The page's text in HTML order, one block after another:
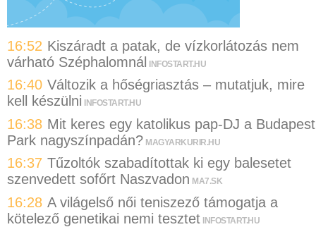
16:52 Kiszáradt a patak, de vízkorlátozás nem
várható Széphalomnál INFOSTART.HU
16:40 Változik a hőségriasztás – mutatjuk, mire
kell készülni
INFOSTART.HU
16:38 Mit keres egy katolikus pap-DJ a Budapest
Park nagyszínpadán? MAGYARKURIR.HU
16:37 Tűzoltók szabadítottak ki egy balesetet
szenvedett sofőrt Naszvadon MA7.SK
16:28 A világelső női teniszező támogatja a
kötelező genetikai nemi tesztet INFOSTART.HU